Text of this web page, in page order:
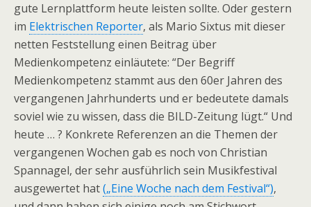
gute Lernplattform heute leisten sollte. Oder gestern
im Elektrischen Reporter, als Mario Sixtus mit dieser
netten Feststellung einen Beitrag über
Medienkompetenz einläutete: “Der Begriff
Medienkompetenz stammt aus den 60er Jahren des
vergangenen Jahrhunderts und er bedeutete damals
soviel wie zu wissen, dass die BILD-Zeitung lügt.“ Und
heute … ? Konkrete Referenzen an die Themen der
vergangenen Wochen gab es noch von Christian
Spannagel, der sehr ausführlich sein Musikfestival
ausgewertet hat(„Eine Woche nach dem Festival“),